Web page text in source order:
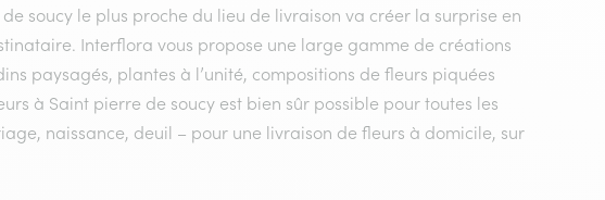
soucy le plus proche du lieu de livraison va créer la surprise en
Interflora vous propose une large gamme de créations
paysagés, plantes à l’unité, compositions de fleurs piquées
à Saint pierre de soucy est bien sûr possible pour toutes les
naissance, deuil – pour une livraison de fleurs à domicile, sur